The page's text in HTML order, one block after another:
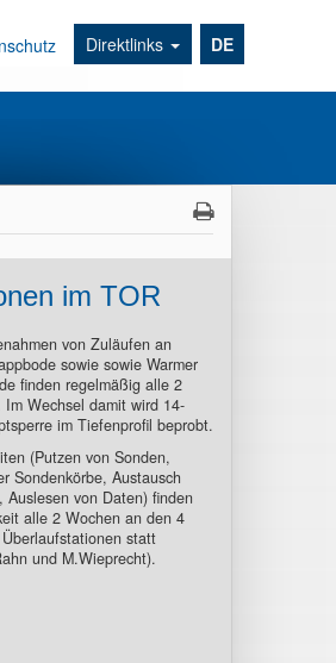
Direktlinks DE
im TOR
von Zuläufen an
sowie sowie Warmer
finden regelmäßig alle 2
Wechsel damit wird 14-
im Tiefenprofil beprobt.
(Putzen von Sonden,
Sondenkörbe, Austausch
Auslesen von Daten) finden
alle 2 Wochen an den 4
statt
und M.Wieprecht).